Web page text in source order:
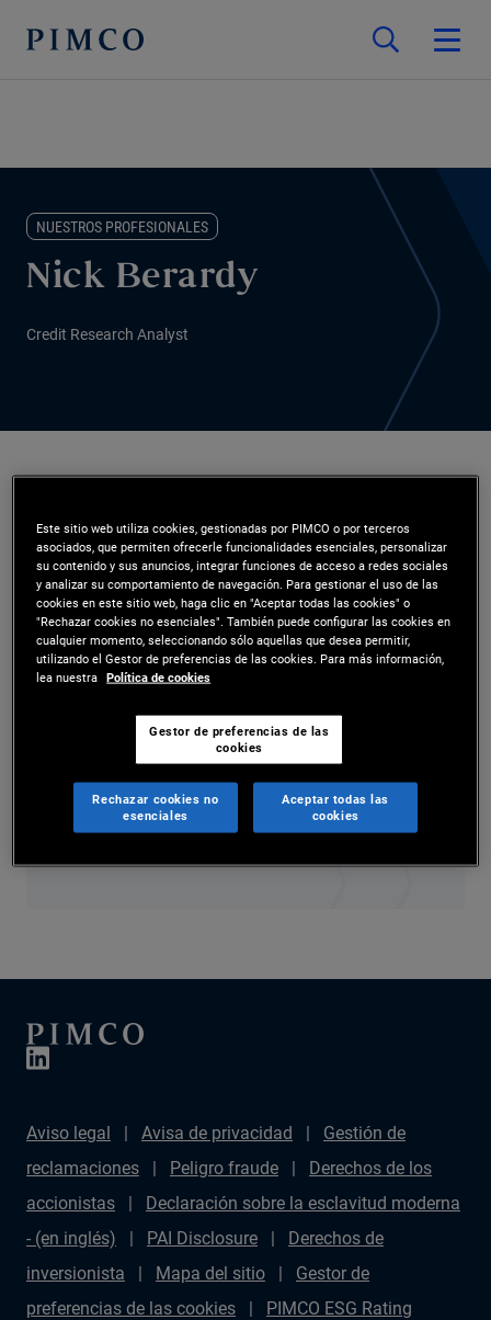
NUESTROS PROFESIONALES
Nick Berardy
Credit Research Analyst
Mr. Berardy is a senior vice president and credit
research analyst in the Newport Beach office.
Prior to joining PIMCO in 2016, he worked at
Dodge & Cox, where he focused on global fixed
income research. He has 13 years of investment
experience and holds an MBA from the University
of Chicago Booth School of Business and an
undergraduate degree from the University of
California, Berkeley.
Aviso legal Avisa de privacidad
Gestión de
reclamaciones
Peligro fraude
Derechos de los
accionistas
Declaración sobre la esclavitud moderna
- (en inglés)
PAI Disclosure
Derechos de
inversionista
Mapa del sitio
Gestor de
preferencias de las cookies
PIMCO ESG Rating
Este sitio web utiliza cookies, gestionadas por PIMCO o por terceros
asociados, que permiten ofrecerle funcionalidades esenciales, personalizar
su contenido y sus anuncios, integrar funciones de acceso a redes sociales
y analizar su comportamiento de navegación. Para gestionar el uso de las
cookies en este sitio web, haga clic en "Aceptar todas las cookies" o
"Rechazar cookies no esenciales". También puede configurar las cookies en
cualquier momento, seleccionando sólo aquellas que desea permitir,
utilizando el Gestor de preferencias de las cookies. Para más información,
lea nuestra Política de cookies
Gestor de preferencias de las
cookies
Rechazar cookies no
esenciales
Aceptar todas las
cookies